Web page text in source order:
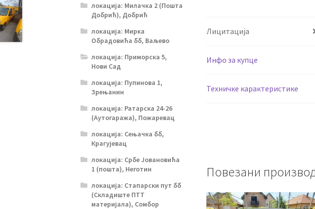
Лицитација
Инфо за купце
Техничке карактеристике
Повезани
локација: Милачка 2 (Пошта
Добрић), Добрић
локација: Мирка
Обрадовића бб, Ваљево
локација: Приморска 5,
Нови Сад
локација: Пупинова 1,
Зрењанин
локација: Ратарска 24-26
(Аутогаража), Пожаревац
локација: Сењачка бб,
Крагујевац
локација: Србе Јовановића
1 (пошта), Неготин
локација: Стапарски пут бб
(Складиште ПТТ
материјала), Сомбор